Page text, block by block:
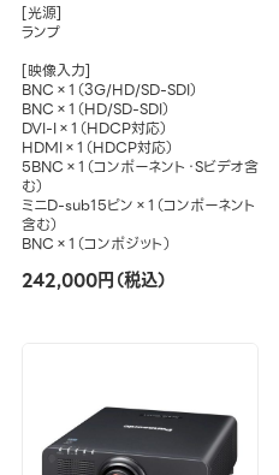
[光源]
ランプ
[映像入力]
BNC×1（3G/HD/SD-SDI）
BNC×1（HD/SD-SDI）
DVI-I×1（HDCP対応）
HDMI×1（HDCP対応）
5BNC×1（コンポーネント・Sビデオ含
む）
ミニD-sub15ピン×1（コンポーネント
含む）
BNC×1（コンポジット）
242,000円（税込）